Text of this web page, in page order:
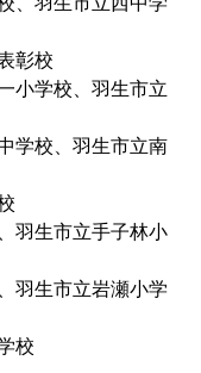
彰校
学校、羽生市立
生市立南
生市立手子林小
生市立岩瀬小学
校